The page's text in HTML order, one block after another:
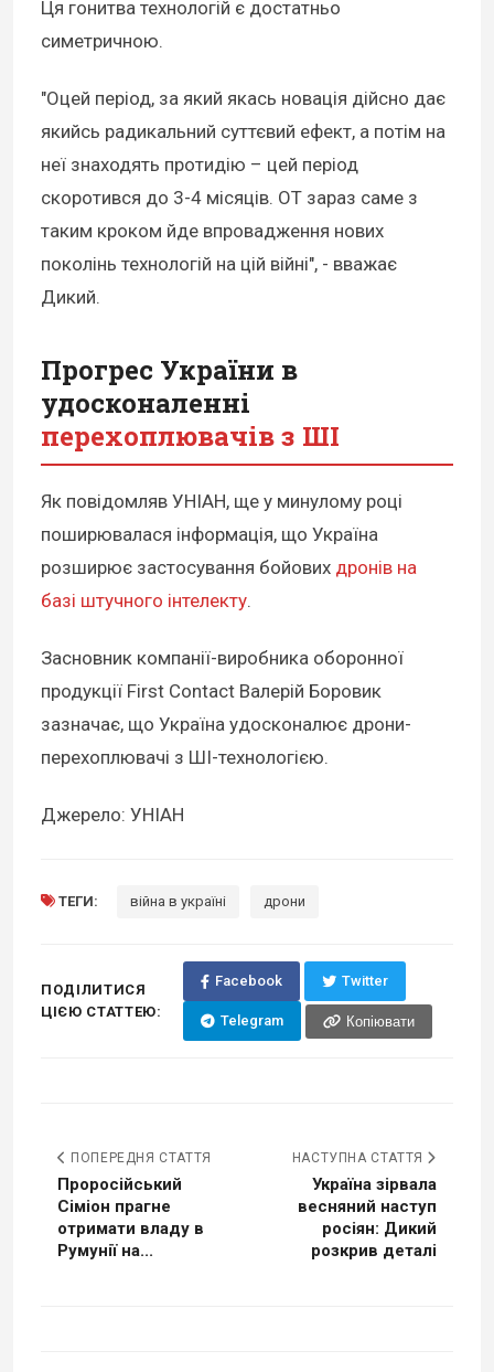
Ця гонитва технологій є достатньо
симетричною.
"Оцей період, за який якась новація дійсно дає
якийсь радикальний суттєвий ефект, а потім на
неї знаходять протидію – цей період
скоротився до 3-4 місяців. ОТ зараз саме з
таким кроком йде впровадження нових
поколінь технологій на цій війні", - вважає
Дикий.
Прогрес України в
удосконаленні
перехоплювачів з ШІ
Як повідомляв УНІАН, ще у минулому році
поширювалася інформація, що Україна
розширює застосування бойових дронів на
базі штучного інтелекту.
Засновник компанії-виробника оборонної
продукції First Contact Валерій Боровик
зазначає, що Україна удосконалює дрони-
перехоплювачі з ШІ-технологією.
Джерело: УНІАН
ТЕГИ: війна в україні дрони
ПОДІЛИТИСЯ
ЦІЄЮ СТАТТЕЮ:
Facebook Twitter
Telegram Копіювати
ПОПЕРЕДНЯ СТАТТЯ
Проросійський
Сіміон прагне
отримати владу в
Румунії на...
НАСТУПНА СТАТТЯ
Україна зірвала
весняний наступ
росіян: Дикий
розкрив деталі